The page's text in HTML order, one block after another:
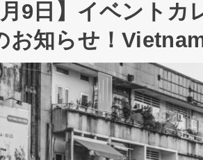
月9日】イベント
お知らせ！